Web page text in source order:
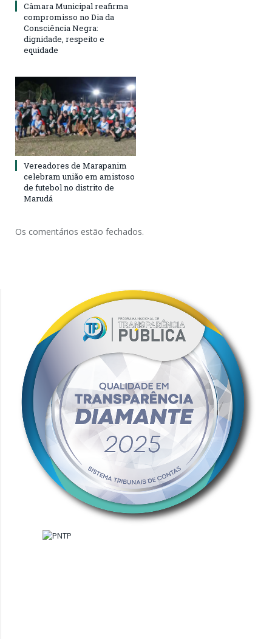
Câmara Municipal reafirma
compromisso no Dia da
Consciência Negra:
dignidade, respeito e
equidade
Vereadores de Marapanim
celebram união em amistoso
de futebol no distrito de
Marudá
Os comentários estão fechados.